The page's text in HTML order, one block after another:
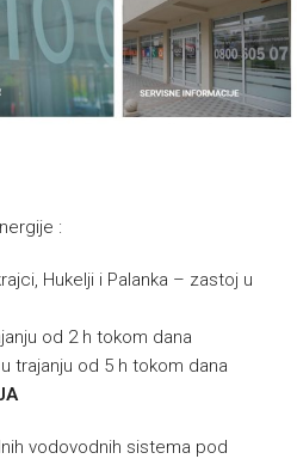
:
Hukelji i Palanka – zastoj u
od 2 h tokom dana
trajanju od 5 h tokom dana
vodovodnih sistema pod